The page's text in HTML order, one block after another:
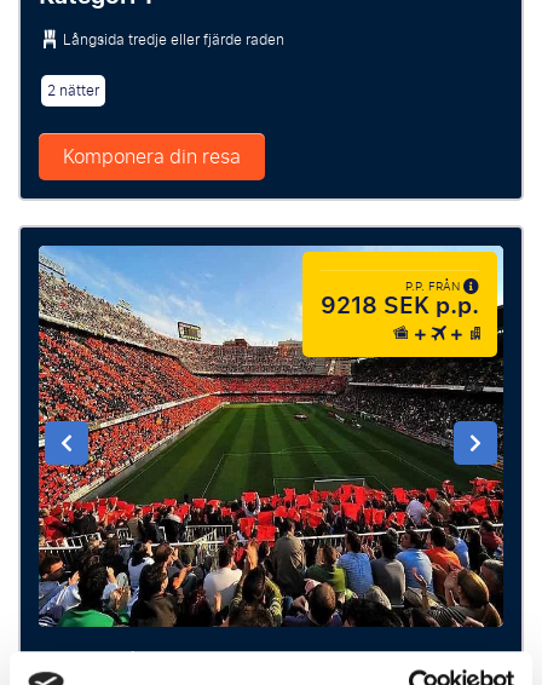
Långsida tredje eller fjärde raden
2 nätter
Komponera din resa
P.P. FRÅN
9218 SEK p.p.
Kategori 2